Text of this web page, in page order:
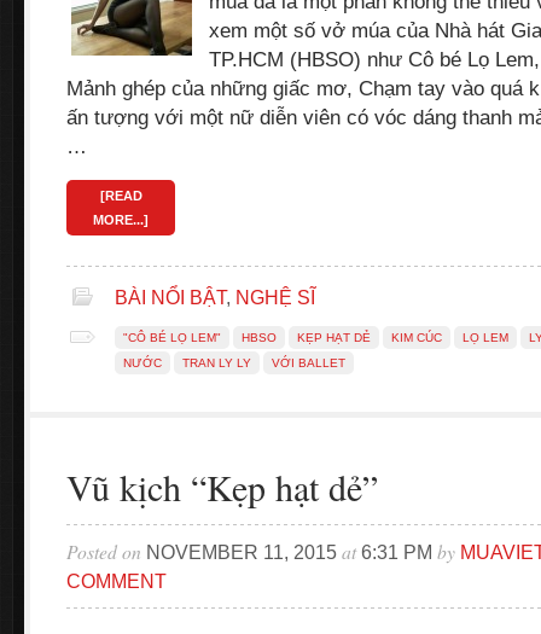
xem một số vở múa của Nhà hát
TP.HCM (HBSO) như Cô bé Lọ
Mảnh ghép của những giấc mơ, Chạm tay vào quá
ấn tượng với một nữ diễn viên có vóc dáng thanh
…
[READ
MORE...]
BÀI NỔI BẬT, NGHỆ SĨ
"CÔ BÉ LỌ LEM" HBSO KẸP HẠT DẺ KIM CÚC LỌ LEM
NƯỚC
TRAN LY LY VỚI BALLET
Vũ kịch “Kẹp hạt dẻ”
Posted on NOVEMBER 11, 2015 at6:31 PM by
COMMENT